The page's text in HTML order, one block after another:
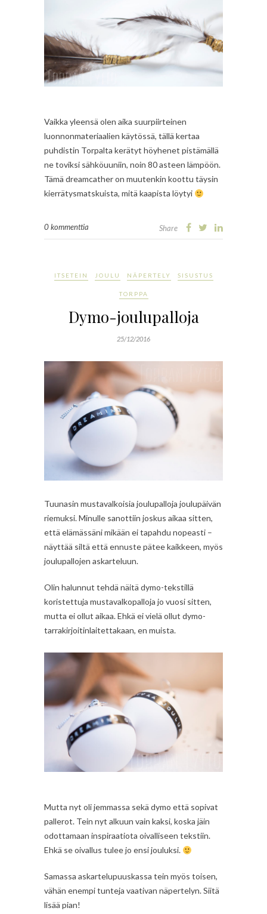
Vaikka yleensä olen aika suurpiirteinen
luonnonmateriaalien käytössä, tällä kertaa
puhdistin Torpalta kerätyt höyhenet pistämällä
ne toviksi sähköuuniin, noin 80 asteen lämpöön.
Tämä dreamcather on muutenkin koottu täysin
kierrätysmatskuista, mitä kaapista löytyi
0 kommenttia Share
ITSETEIN JOULU NÄPERTELY SISUSTUS
TORPPA
Dymo-joulupalloja
25/12/2016
Tuunasin mustavalkoisia joulupalloja joulupäivän
riemuksi. Minulle sanottiin joskus aikaa sitten,
että elämässäni mikään ei tapahdu nopeasti –
näyttää siltä että ennuste pätee kaikkeen, myös
joulupallojen askarteluun.
Olin halunnut tehdä näitä dymo-tekstillä
koristettuja mustavalkopalloja jo vuosi sitten,
mutta ei ollut aikaa. Ehkä ei vielä ollut dymo-
tarrakirjoitinlaitettakaan, en muista.
Mutta nyt oli jemmassa sekä dymo että sopivat
pallerot. Tein nyt alkuun vain kaksi, koska jäin
odottamaan inspiraatiota oivalliseen tekstiin.
Ehkä se oivallus tulee jo ensi jouluksi.
Samassa askartelupuuskassa tein myös toisen,
vähän enempi tunteja vaativan näpertelyn. Siitä
lisää pian!